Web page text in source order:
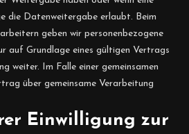
die Datenweitergabe erlaubt. Beim
geben wir personenbezogene
auf Grundlage eines gültigen Vertrags
weiter. Im Falle einer gemeinsamen
über gemeinsame Verarbeitung
Einwilligung zur